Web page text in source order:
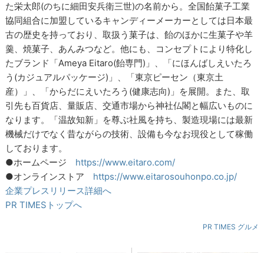
た栄太郎(のちに細田安兵衛三世)の名前から。全国飴菓子工業
協同組合に加盟しているキャンディーメーカーとしては日本最
古の歴史を持っており、取扱う菓子は、飴のほかに生菓子や羊
羹、焼菓子、あんみつなど。他にも、コンセプトにより特化し
たブランド「Ameya Eitaro(飴専門)」、「にほんばしえいたろ
う(カジュアルパッケージ)」、「東京ピーセン（東京土
産）」、「からだにえいたろう(健康志向)」を展開。また、取
引先も百貨店、量販店、交通市場から神社仏閣と幅広いものに
なります。「温故知新」を尊ぶ社風を持ち、製造現場には最新
機械だけでなく昔ながらの技術、設備も今なお現役として稼働
しております。
●ホームページ https://www.eitaro.com/
●オンラインストア https://www.eitarosouhonpo.co.jp/
企業プレスリリース詳細へ
PR TIMESトップへ
PR TIMES グルメ